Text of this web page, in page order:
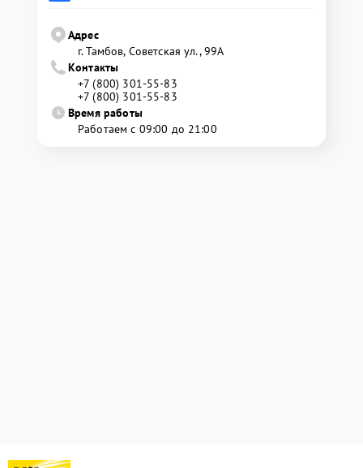
Адрес
г. Тамбов, Советская ул., 99А
Контакты
+7 (800) 301-55-83
+7 (800) 301-55-83
Время работы
Работаем с 09:00 до 21:00